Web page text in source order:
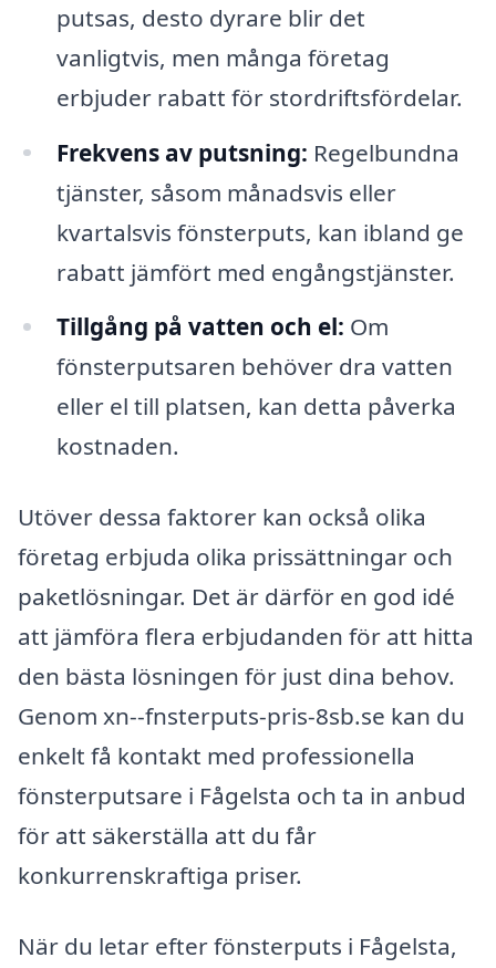
putsas, desto dyrare blir det
vanligtvis, men många företag
erbjuder rabatt för stordriftsfördelar.
Frekvens av putsning: Regelbundna
tjänster, såsom månadsvis eller
kvartalsvis fönsterputs, kan ibland ge
rabatt jämfört med engångstjänster.
Tillgång på vatten och el: Om
fönsterputsaren behöver dra vatten
eller el till platsen, kan detta påverka
kostnaden.
Utöver dessa faktorer kan också olika
företag erbjuda olika prissättningar och
paketlösningar. Det är därför en god idé
att jämföra flera erbjudanden för att hitta
den bästa lösningen för just dina behov.
Genom xn--fnsterputs-pris-8sb.se kan du
enkelt få kontakt med professionella
fönsterputsare i Fågelsta och ta in anbud
för att säkerställa att du får
konkurrenskraftiga priser.
När du letar efter fönsterputs i Fågelsta,